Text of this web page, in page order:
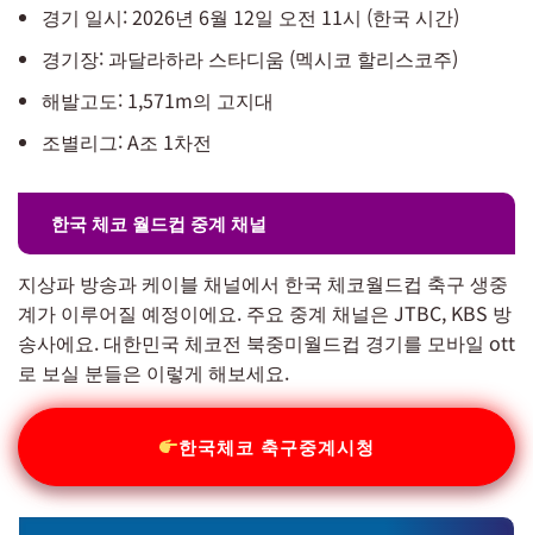
경기 일시: 2026년 6월 12일 오전 11시 (한국 시간)
경기장: 과달라하라 스타디움 (멕시코 할리스코주)
해발고도: 1,571m의 고지대
조별리그: A조 1차전
한국 체코 월드컵 중계 채널
지상파 방송과 케이블 채널에서 한국 체코월드컵 축구 생중
계가 이루어질 예정이에요. 주요 중계 채널은 JTBC, KBS 방
송사에요. 대한민국 체코전 북중미월드컵 경기를 모바일 ott
로 보실 분들은 이렇게 해보세요.
한국체코 축구중계시청